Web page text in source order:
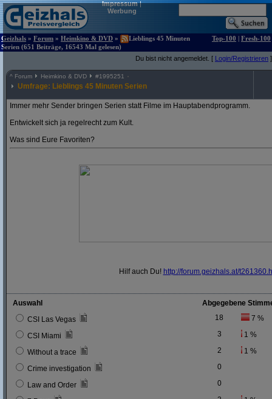
Impressum|
Werbung
Geizhals » Forum » Heimkino & DVD »
Lieblings 45 Minuten
Serien (651 Beiträge, 16543 Mal gelesen)
Top-100 | Fresh-100
Du bist nicht angemeldet. [ Login/Registrieren ]
^ Forum Heimkino & DVD #1995251
Umfrage: Lieblings 45 Minuten Serien
Immer mehr Sender bringen Serien statt Filme im Hauptabendprogramm.
Entwickelt sich ja regelrecht zum Kult.
Was sind Eure Favoriten?
Hilf auch Du! http://forum.geizhals.at/
Auswahl
Abgegebene
CSI Las Vegas
18 7 %
CSI Miami 3 1 %
Without a trace 2 1 %
Crime investigation 0
Law and Order 0